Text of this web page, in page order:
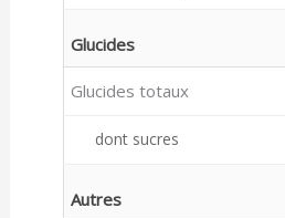
Glucides
Glucides totaux
dont sucres
Autres